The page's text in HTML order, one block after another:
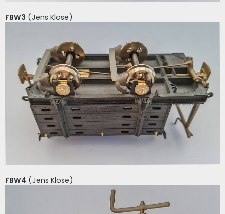
FBW3 (Jens Klose)
FBW4 (Jens Klose)